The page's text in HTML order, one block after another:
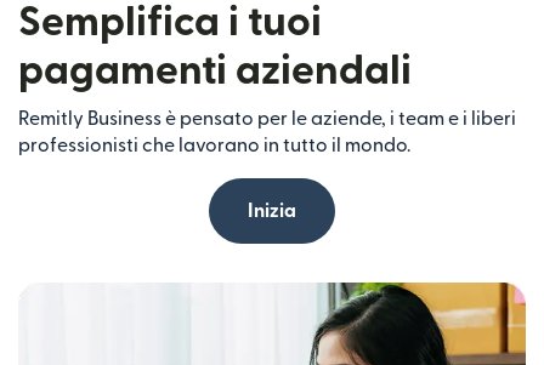
Semplifica i tuoi
pagamenti aziendali
Remitly Business è pensato per le aziende, i team e i liberi
professionisti che lavorano in tutto il mondo.
Inizia